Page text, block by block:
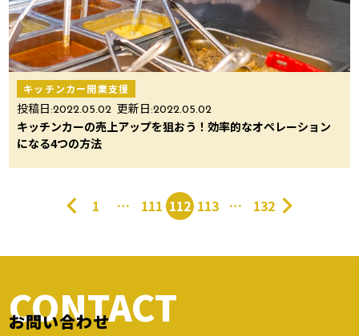
キッチンカー開業支援
投稿日:2022.05.02 更新日:2022.05.02
キッチンカーの売上アップを狙おう！効率的なオペレーション
になる4つの方法
1 … 111 112 113 … 132
CONTACT
お問い合わせ